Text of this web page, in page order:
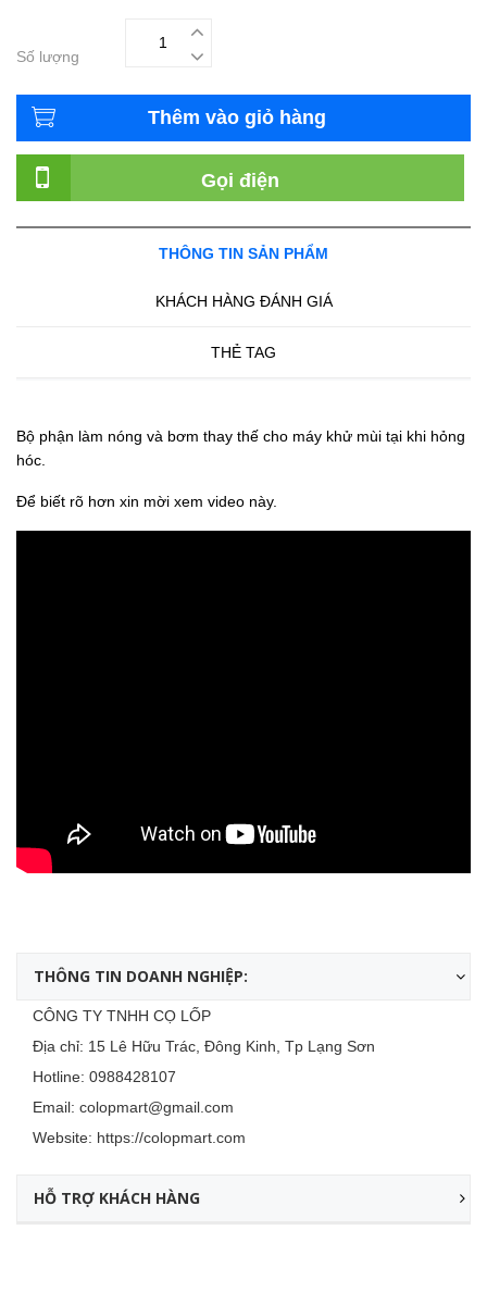
Số lượng
Thêm vào giỏ hàng
Gọi điện
THÔNG TIN SẢN PHẨM
KHÁCH HÀNG ĐÁNH GIÁ
THẺ TAG
Bộ phận làm nóng và bơm thay thế cho máy khử mùi tại khi hỏng
hóc.
Để biết rõ hơn xin mời xem video này.
THÔNG TIN DOANH NGHIỆP:
CÔNG TY TNHH CỌ LỐP
Địa chỉ: 15 Lê Hữu Trác, Đông Kinh, Tp Lạng Sơn
Hotline: 0988428107
Email: colopmart@gmail.com
Website: https://colopmart.com
HỖ TRỢ KHÁCH HÀNG